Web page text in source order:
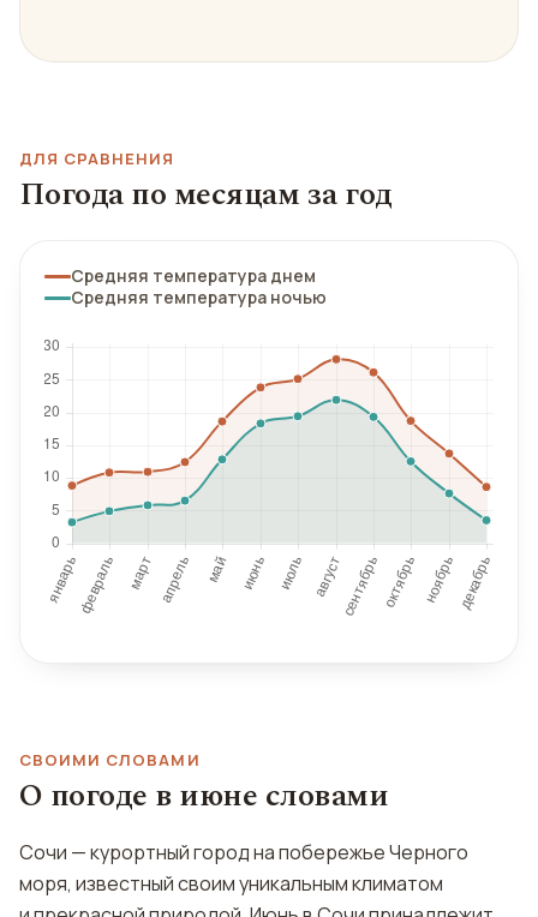
ДЛЯ СРАВНЕНИЯ
Погода по месяцам за год
Средняя температура днем
Средняя температура ночью
СВОИМИ СЛОВАМИ
О погоде в июне словами
Сочи — курортный город на побережье Черного
моря, известный своим уникальным климатом